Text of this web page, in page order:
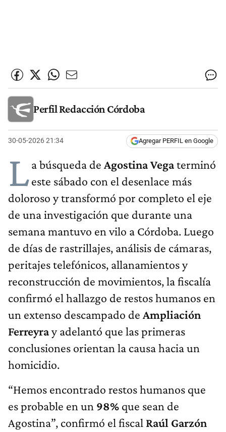
Perfil Redacción Córdoba
30-05-2026 21:34 Agregar PERFIL en Google
La búsqueda de Agostina Vegaterminó
este sábado con el desenlace más
doloroso y transformó por completo el eje
de una investigación que durante una
semana mantuvo en vilo a Córdoba. Luego
de días de rastrillajes, análisis de cámaras,
peritajes telefónicos, allanamientos y
reconstrucción de movimientos, la fiscalía
confirmó el hallazgo de restos humanos en
un extenso descampado de Ampliación
Ferreyray adelantó que las primeras
conclusiones orientan la causa hacia un
homicidio.
“Hemos encontrado restos humanos que
es probable en un 98% que sean de
Agostina”, confirmó el fiscal Raúl Garzón